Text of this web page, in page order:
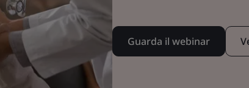
Guarda il webinar